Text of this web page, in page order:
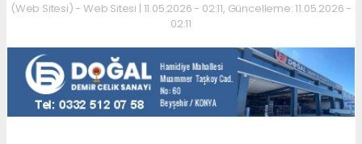
(Web Sitesi) - Web Sitesi | 11.05.2026 - 02:11, Güncelleme: 11.05.2026 -
02:11